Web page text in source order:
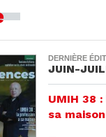
DERNIÈRE
JUIN-
UMIH 38
sa maison